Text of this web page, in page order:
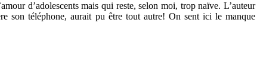
d’adolescents mais qui reste, selon moi, trop naïve. L’auteur
son téléphone, aurait pu être tout autre! On sent ici le manque